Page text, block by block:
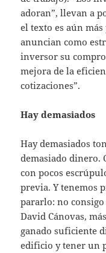
adoran”, llevan a
el texto es aún más
anuncian como
inversor su
mejora de la
cotizaciones”.
Hay demasiados
Hay demasiados
demasiado dinero.
con pocos
previa. Y tenemos
pararlo: no
David Cánovas,
ganado suficiente
edificio y tener un